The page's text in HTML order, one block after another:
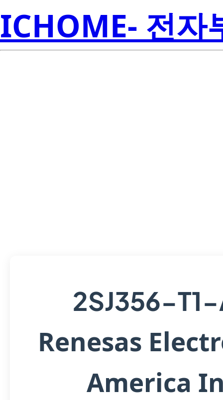
ICHOME- 전자
2SJ356-
Renesas
America